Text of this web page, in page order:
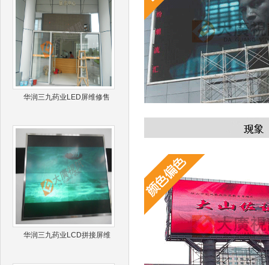
华润三九药业LED屏维修售
华润三九药业LCD拼接屏维